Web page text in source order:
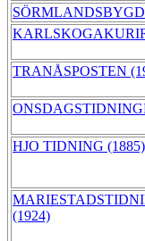
TRANÅSPOSTEN
HJO TIDNING (1885)
(1924)